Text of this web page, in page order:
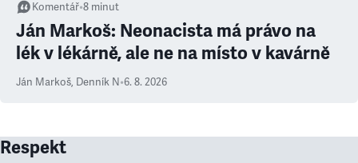
Komentář•8 minut
Ján Markoš: Neonacista má právo na
lék v lékárně, ale ne na místo v kavárně
Ján Markoš, Denník N•6. 8. 2026
Respekt